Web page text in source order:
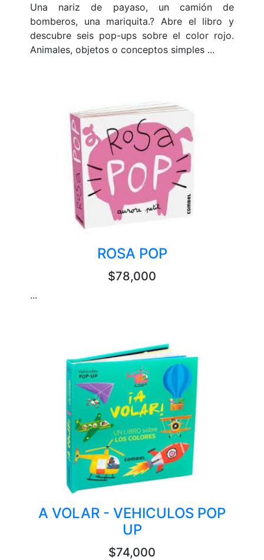
Una nariz de payaso, un camión de
bomberos, una mariquita.? Abre el libro y
descubre seis pop-ups sobre el color rojo.
Animales, objetos o conceptos simples ...
ROSA POP
$78,000
...
A VOLAR - VEHICULOS POP
UP
$74,000